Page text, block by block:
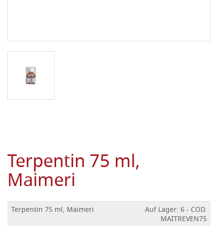
Terpentin 75 ml,
Maimeri
Terpentin 75 ml, Maimeri
Auf Lager: 6 - COD.
MAITREVEN75